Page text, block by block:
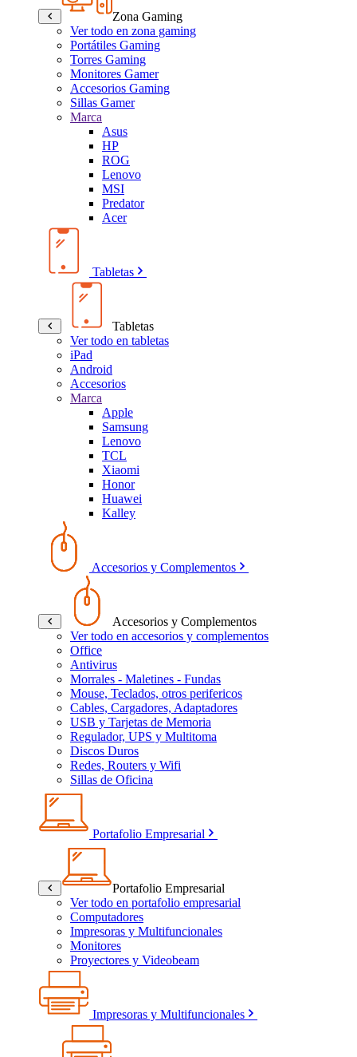
Zona Gaming
Ver todo en zona gaming
Portátiles Gaming
Torres Gaming
Monitores Gamer
Accesorios Gaming
Sillas Gamer
Marca
Asus
HP
ROG
Lenovo
MSI
Predator
Acer
Tabletas
Tabletas
Ver todo en tabletas
iPad
Android
Accesorios
Marca
Apple
Samsung
Lenovo
TCL
Xiaomi
Honor
Huawei
Kalley
Accesorios y Complementos
Accesorios y Complementos
Ver todo en accesorios y complementos
Office
Antivirus
Morrales - Maletines - Fundas
Mouse, Teclados, otros perifericos
Cables, Cargadores, Adaptadores
USB y Tarjetas de Memoria
Regulador, UPS y Multitoma
Discos Duros
Redes, Routers y Wifi
Sillas de Oficina
Portafolio Empresarial
Portafolio Empresarial
Ver todo en portafolio empresarial
Computadores
Impresoras y Multifuncionales
Monitores
Proyectores y Videobeam
Impresoras y Multifuncionales